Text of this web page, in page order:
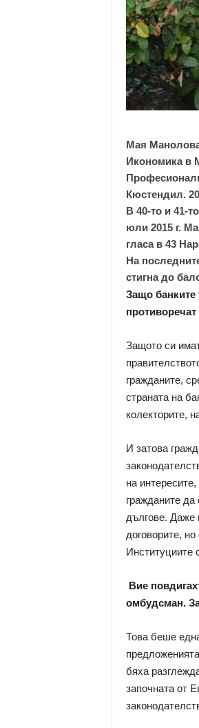
Мая Манолова
Икономика в
Кюстендил.
В 40-то и 41-
юли 2015 г.
гласа в 43
На
стигна до
Защо банките
Защото си
гражданите,
страната на
колекторите,
И затова
на
гражданите
дългове. Даже
договорите,
Институциите
Вие
омбудсман.
Това беше
бяха
започната от